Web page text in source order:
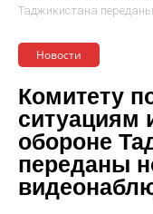
Таджикистана
Новости
Комитету
ситуациям
обороне
переданы